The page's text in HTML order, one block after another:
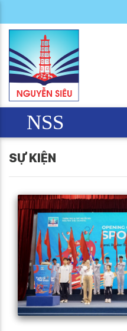
NSS
SỰ KIỆN